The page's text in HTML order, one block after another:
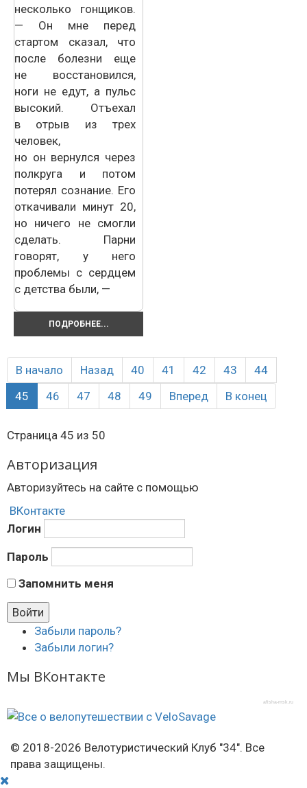
несколько гонщиков.
— Он мне перед
стартом сказал, что
после болезни еще
не восстановился,
ноги не едут, а пульс
высокий. Отъехал
в отрыв из трех
человек,
но он вернулся через
полкруга и потом
потерял сознание. Его
откачивали минут 20,
но ничего не смогли
сделать. Парни
говорят, у него
проблемы с сердцем
с детства были, —
ПОДРОБНЕЕ...
В начало Назад 40 41 42 43
44
45
46 47 48 49 Вперед В конец
Страница 45 из 50
Авторизация
Авторизуйтесь на сайте с помощью
ВКонтакте
Логин
Пароль
Запомнить меня
Забыли пароль?
Забыли логин?
Мы ВКонтакте
afisha-msk.ru
© 2018-2026 Велотуристический Клуб "34". Все
права защищены.